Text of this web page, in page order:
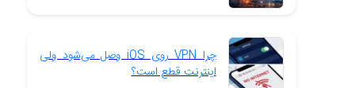
چرا VPN روی iOS وصل می‌شود ولی
اینترنت قطع است؟